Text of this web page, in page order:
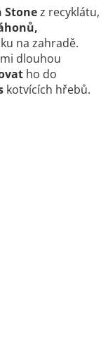
Stonez recyklátu,
na zahradě.
dlouhou
ho do
kotvících hřebů.